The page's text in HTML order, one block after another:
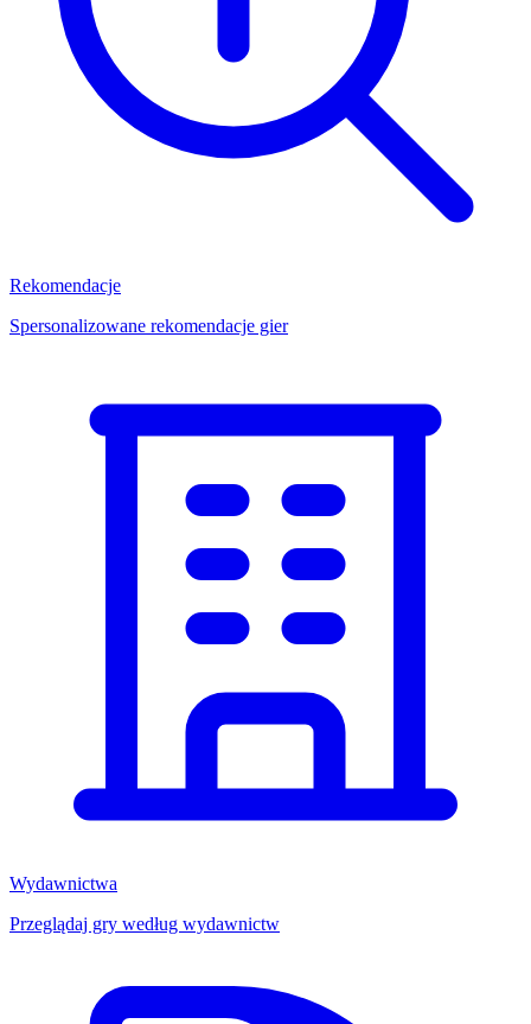
Rekomendacje
Spersonalizowane rekomendacje gier
Wydawnictwa
Przeglądaj gry według wydawnictw